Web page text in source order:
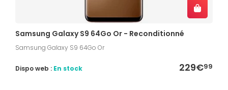
Samsung Galaxy S9 64Go Or - Reconditionné
Samsung Galaxy S9 64Go Or
229€99
Dispo web : En stock